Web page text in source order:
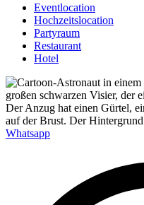
Eventlocation
Hochzeitslocation
Partyraum
Restaurant
Hotel
Whatsapp